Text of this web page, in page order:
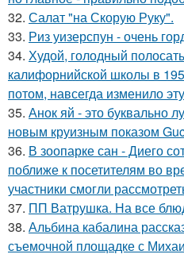
32. Салат "на Скорую Руку".
33. Риз уизерспун - очень
34. Худой, голодный
калифорнийской школы в
потом, навсегда изменило
35. Анок яй - это буквально
новым круизным показом
36. В зоопарке сан - Диего
поближе к посетителям во
участники смогли
37. ПП Ватрушка. На все
38. Альбина кабалина
съемочной площадке с